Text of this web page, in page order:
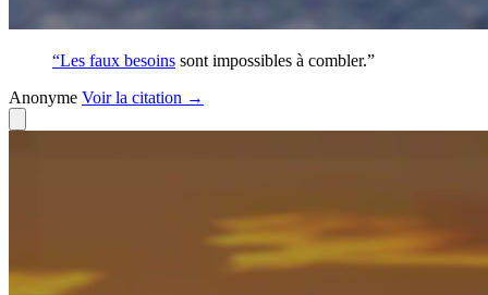
“Les faux besoins sont impossibles à combler.”
Anonyme Voirla citation →